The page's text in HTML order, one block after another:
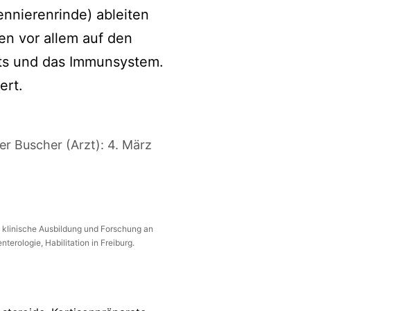
ableiten
vor allem auf den
und das Immunsystem.
Buscher (Arzt): 4. März
Ausbildung und Forschung an
Habilitation in Freiburg.